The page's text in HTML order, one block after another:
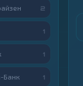
2
1
1
Банк 1